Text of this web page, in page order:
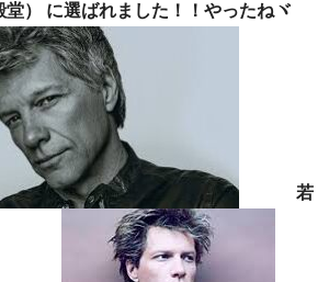
） に選ばれました！！やったねヾ
若